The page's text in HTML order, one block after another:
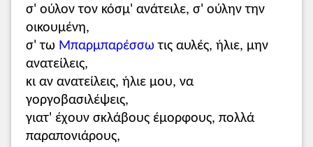
σ' ούλον τον κόσμ' ανάτειλε, σ' ούλην την
οικουμένη,
σ' τω Μπαρμπαρέσσω τις αυλές, ήλιε, μην
ανατείλεις,
κι αν ανατείλεις, ήλιε μου, να
γοργοβασιλέψεις,
γιατ' έχουν σκλάβους έμορφους, πολλά
παραπονιάρους,